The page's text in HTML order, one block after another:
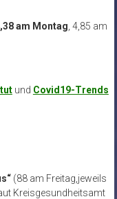
am Montag , 4,85 am
und Covid19-Trends
(88 am Freitag,jeweils
Kreisgesundheitsamt